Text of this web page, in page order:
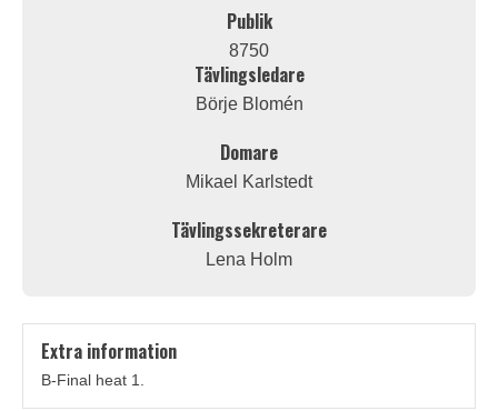
Publik
8750
Tävlingsledare
Börje Blomén
Domare
Mikael Karlstedt
Tävlingssekreterare
Lena Holm
Extra information
B-Final heat 1.